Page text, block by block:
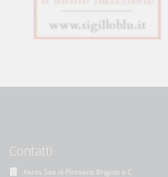
Contatti
Akros Sas di Pirovano Brigida e C.